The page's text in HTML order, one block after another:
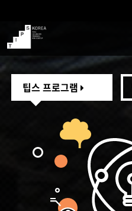
TIPS
팁스 프로그램